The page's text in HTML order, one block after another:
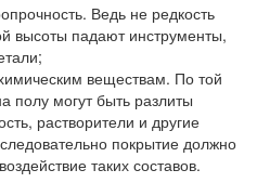
Ведь не редкость
высоты падают инструменты,
веществам. По той
полу могут быть разлиты
растворители и другие
покрытие должно
таких составов.